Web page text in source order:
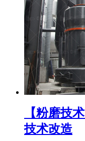
【粉磨技
技术改造